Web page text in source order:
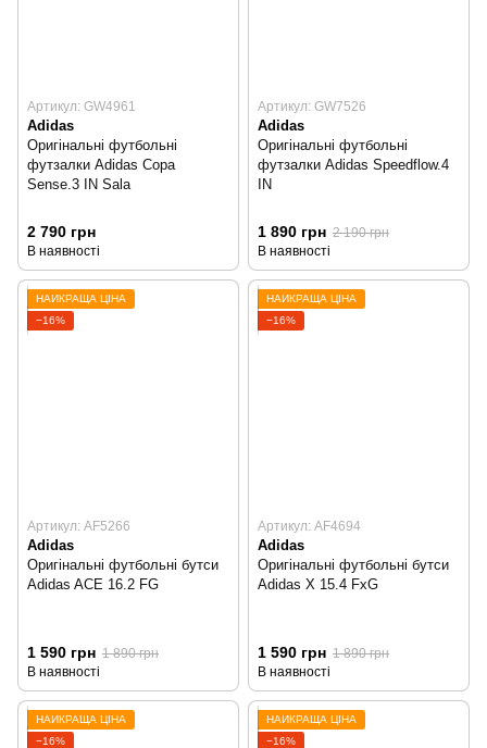
Артикул: GW4961
Adidas
Оригінальні футбольні
футзалки Adidas Copa
Sense.3 IN Sala
2 790 грн
В наявності
Артикул: GW7526
Adidas
Оригінальні футбольні
футзалки Adidas Speedflow.4
IN
1 890 грн 2 190 грн
В наявності
НАЙКРАЩА ЦІНА
−16%
Артикул: AF5266
Adidas
Оригінальні футбольні бутси
Adidas ACE 16.2 FG
1 590 грн 1 890 грн
В наявності
НАЙКРАЩА ЦІНА
−16%
Артикул: AF4694
Adidas
Оригінальні футбольні бутси
Adidas X 15.4 FxG
1 590 грн 1 890 грн
В наявності
НАЙКРАЩА ЦІНА
−16%
НАЙКРАЩА ЦІНА
−16%